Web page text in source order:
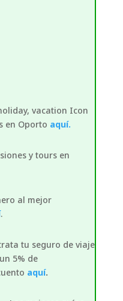
en Oporto aquí.
y tours en
al mejor
.
tu seguro de viaje
5% de
aquí.